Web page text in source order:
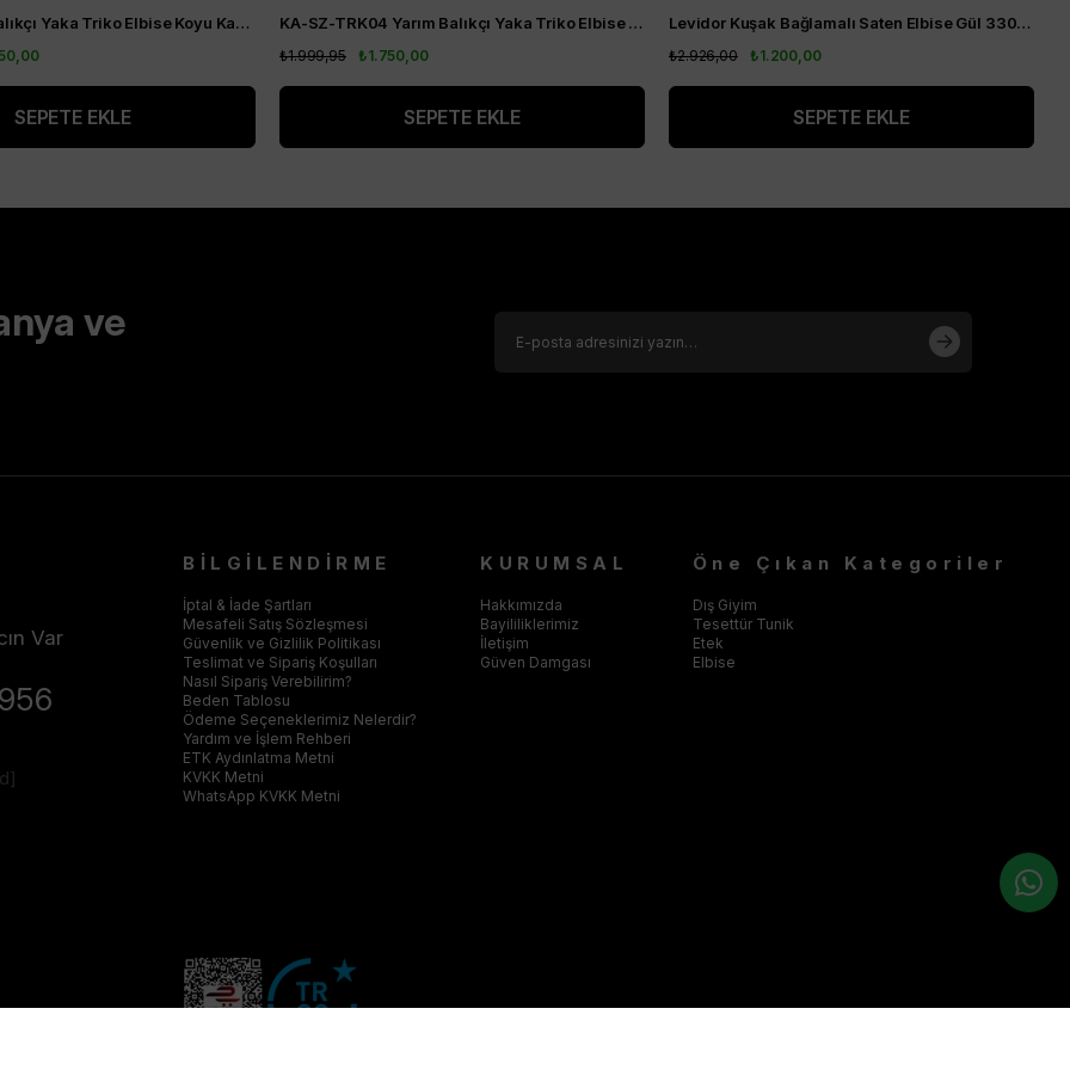
Kayra Yarım Balıkçı Yaka Triko Elbise Koyu Kahve KA-SZ-TRK04-22
SEPETE EKLE
KA-SZ-TRK04 Yarım Balıkçı Yaka Triko Elbise Siyah
₺1.750,00
₺1.999,95
SEPETE EKLE
Levidor Kuşak Bağlamalı Saten Elbise Gül 330204
₺1.200,00
₺2.926,00
SEPETE EKLE
ve
Var
BİLGİLENDİRME
İptal & İade Şartları
Mesafeli Satış Sözleşmesi
Güvenlik ve Gizlilik Politikası
Teslimat ve Sipariş Koşulları
Nasıl Sipariş Verebilirim?
Beden Tablosu
Ödeme Seçeneklerimiz Nelerdir?
Yardım ve İşlem Rehberi
ETK Aydınlatma Metni
KVKK Metni
WhatsApp KVKK Metni
KURUMSAL
Hakkımızda
Bayililiklerimiz
İletişim
Güven Damgası
Öne Çıkan Kategoriler
Dış Giyim
Tesettür Tunik
Etek
Elbise